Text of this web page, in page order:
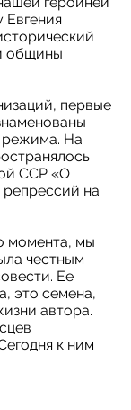
Евгения
общины
первые
режима. На
ССР «О
на
момента, мы
честным
Ее
это семена,
автора.
к ним